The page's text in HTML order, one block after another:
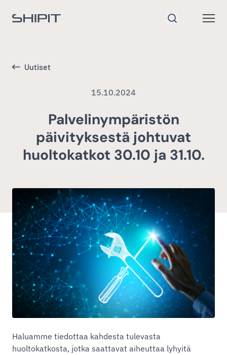
Siirry etusivulle
Uutiset
15.10.2024
Palvelinympäristön
päivityksestä johtuvat
huoltokatkot 30.10 ja 31.10.
Haluamme tiedottaa kahdesta tulevasta
huoltokatkosta, jotka saattavat aiheuttaa lyhyitä